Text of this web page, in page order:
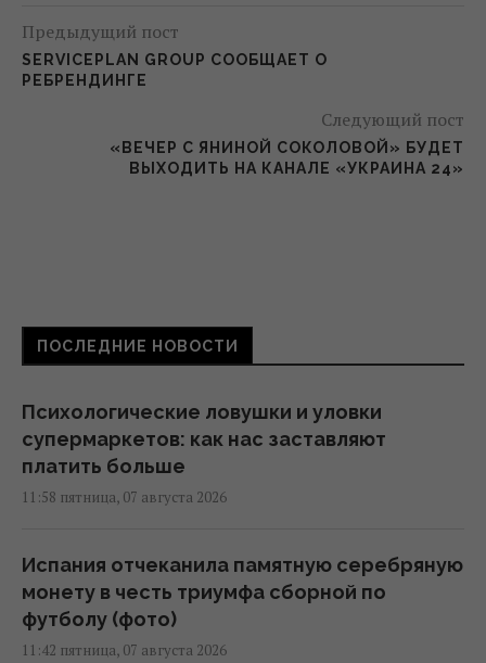
Предыдущий пост
SERVICEPLAN GROUP СООБЩАЕТ О
РЕБРЕНДИНГЕ
Следующий пост
«ВЕЧЕР С ЯНИНОЙ СОКОЛОВОЙ» БУДЕТ
ВЫХОДИТЬ НА КАНАЛЕ «УКРАИНА 24»
ПОСЛЕДНИЕ НОВОСТИ
Психологические ловушки и уловки
супермаркетов: как нас заставляют
платить больше
11:58 пятница, 07 августа 2026
Испания отчеканила памятную серебряную
монету в честь триумфа сборной по
футболу (фото)
11:42 пятница, 07 августа 2026